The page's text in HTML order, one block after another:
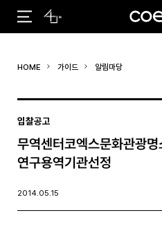
#코엑스 전시 #행사
HOME 가이드 알림마당
입찰공고
무역센터코엑스문화관광
연구용역기관선정
2014.05.15